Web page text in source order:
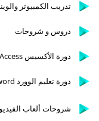
تدريب الكمبيوتر
دروس و شروحات
دورة الأكسيس Access
دورة تعليم الوورد word
شروحات ألعاب الفيديو